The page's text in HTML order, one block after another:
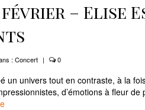
février – Elise
: Concert | 0
un univers tout en contraste, à la
d’émotions à fleur